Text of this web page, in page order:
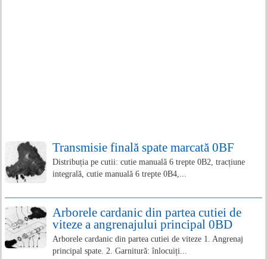
Transmisie finală spate marcată 0BF
Distribuția pe cutii: cutie manuală 6 trepte 0B2, tracțiune
integrală, cutie manuală 6 trepte 0B4,...
Arborele cardanic din partea cutiei de
viteze a angrenajului principal 0BD
Arborele cardanic din partea cutiei de viteze 1. Angrenaj
principal spate. 2. Garnitură: înlocuiți...